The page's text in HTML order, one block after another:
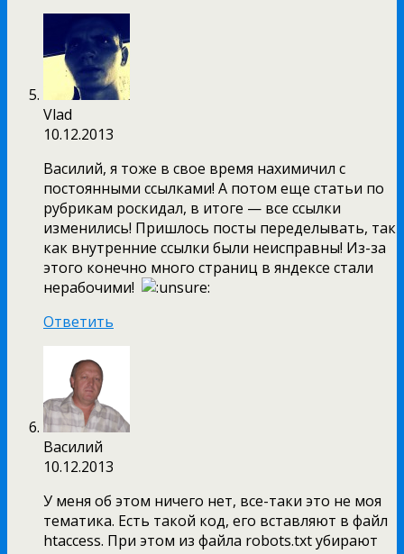
Vlad
10.12.2013
Василий, я тоже в свое время нахимичил с
постоянными ссылками! А потом еще статьи по
рубрикам роскидал, в итоге — все ссылки
изменились! Пришлось посты переделывать, так
как внутренние ссылки были неисправны! Из-за
этого конечно много страниц в яндексе стали
нерабочими!
Ответить
Василий
10.12.2013
У меня об этом ничего нет, все-таки это не моя
тематика. Есть такой код, его вставляют в файл
htaccess. При этом из файла robots.txt убирают